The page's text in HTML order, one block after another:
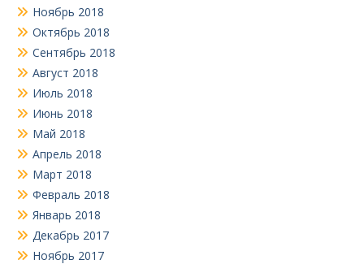
Ноябрь 2018
Октябрь 2018
Сентябрь 2018
Август 2018
Июль 2018
Июнь 2018
Май 2018
Апрель 2018
Март 2018
Февраль 2018
Январь 2018
Декабрь 2017
Ноябрь 2017